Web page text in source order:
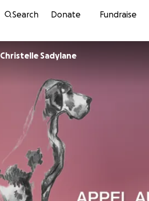
Search Donate Fundraise
Christelle Sadylane